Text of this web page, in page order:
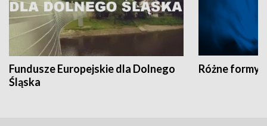
Fundusze Europejskie dla Dolnego
Śląska
Różne formy